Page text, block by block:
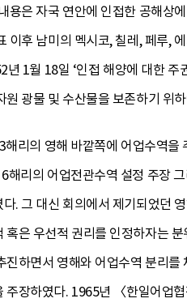
용은 자국 연안에 인접한 공해상
이후 남미의 멕시코, 칠레, 페루,
년 1월 18일 ‘인접 해양에 대한 주
원 광물 및 수산물을 보존하기 위
해리의 영해 바깥쪽에 어업수역
해리의 어업전관수역 설정 주장
. 그 대신 회의에서 제기되었던
혹은 우선적 권리를 인정하자는
진하면서 영해와 어업수역 분리
주장하였다. 1965년 〈한일어업